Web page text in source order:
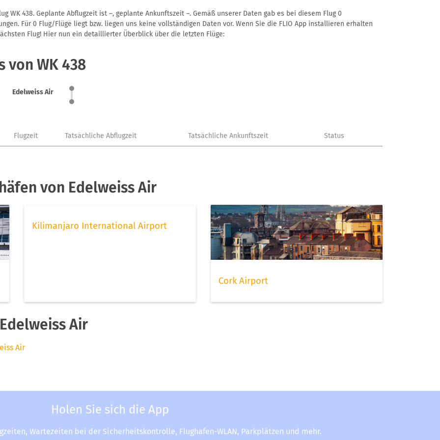
WK 438. Geplante Abflugzeit ist –, geplante Ankunftszeit –. Gemäß unserer Daten gab es bei diesem Flug 0
Für 0 Flug/Flüge liegt bzw. liegen uns keine vollständigen Daten vor. Wenn Sie die FLIO App installieren erhalten
Flug! Hier nun ein detaillierter Überblick über die letzten Flüge:
von WK 438
Edelweiss Air
Flugzeit Tatsächliche Abflugzeit Tatsächliche Ankunftszeit Status
von Edelweiss Air
Kilimanjaro International Airport
Cork Airport
Air
Air
Holen Sie sich die App
Wartezeiten bei der Sicherheitskontrolle, Flughafen-WLAN, Parkplätzen und mehr.